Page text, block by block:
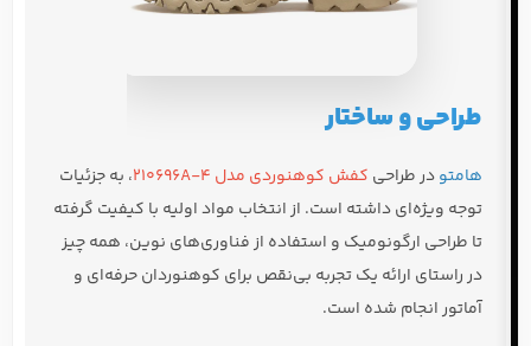
طراحی و ساختار
هامتودر طراحی کفش کوهنوردی مدل 210696A-4
، به جزئیات
توجه ویژه‌ای داشته است. از انتخاب مواد اولیه با کیفیت گرفته
تا طراحی ارگونومیک و استفاده از فناوری‌های نوین، همه چیز
در راستای ارائه یک تجربه بی‌نقص برای کوهنوردان حرفه‌ای و
آماتور انجام شده است.